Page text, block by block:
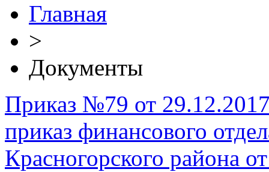
Главная
>
Документы
Приказ №79 от
приказ финансового
Красногорского района